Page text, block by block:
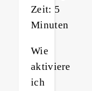
Zeit: 5
Minuten
Wie
aktiviere
ich